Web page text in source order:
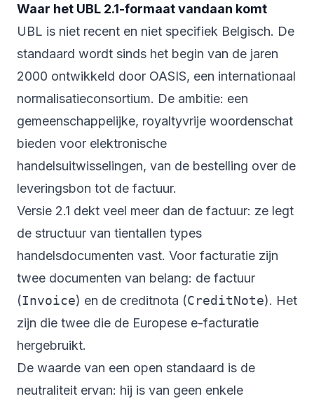
Waar het UBL 2.1-formaat vandaan komt
UBL is niet recent en niet specifiek Belgisch. De
standaard wordt sinds het begin van de jaren
2000 ontwikkeld door OASIS, een internationaal
normalisatieconsortium. De ambitie: een
gemeenschappelijke, royaltyvrije woordenschat
bieden voor elektronische
handelsuitwisselingen, van de bestelling over de
leveringsbon tot de factuur.
Versie 2.1 dekt veel meer dan de factuur: ze legt
de structuur van tientallen types
handelsdocumenten vast. Voor facturatie zijn
twee documenten van belang: de factuur
(Invoice) en de creditnota (CreditNote). Het
zijn die twee die de Europese e-facturatie
hergebruikt.
De waarde van een open standaard is de
neutraliteit ervan: hij is van geen enkele